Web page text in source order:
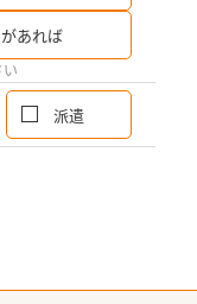
あれば
派遣